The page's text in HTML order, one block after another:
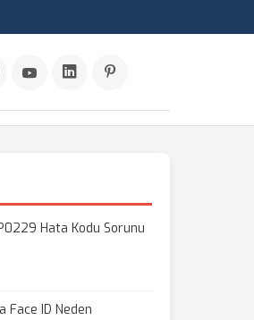
Hata Kodu Sorunu
Face ID Neden